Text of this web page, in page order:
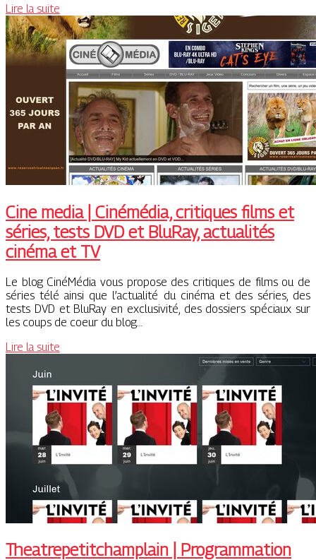
Lire la suite
Cine media | Cinémédia, critiques films et
séries, tests DVD et BluRay, actualités
cinéma et TV
Le blog CinéMédia vous propose des critiques de films ou de
séries télé ainsi que l’actualité du cinéma et des séries, des
tests DVD et BluRay en exclusivité, des dossiers spéciaux sur
les coups de coeur du blog…
Lire la suite
Theat­repe­titchamplain | Prog­ram­ma­tion